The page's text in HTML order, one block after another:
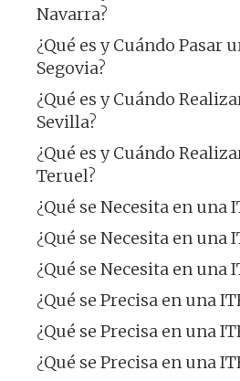
Navarra?
¿Qué es y Cuándo Pasar
Segovia?
¿Qué es y Cuándo
Sevilla?
¿Qué es y Cuándo
Teruel?
¿Qué se Necesita en una
¿Qué se Necesita en una
¿Qué se Necesita en una
¿Qué se Precisa en una
¿Qué se Precisa en una
¿Qué se Precisa en una